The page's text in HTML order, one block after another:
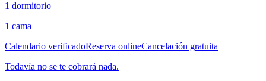
1 dormitorio
1 cama
Calendario verificadoReserva onlineCancelación gratuita
Todavía no se te cobrará nada.